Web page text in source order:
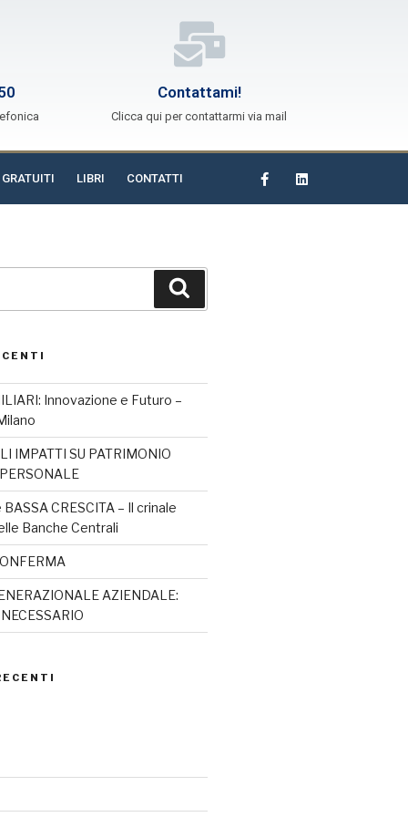
Contattami!
Clicca qui per contattarmi via mail
LIBRI CONTATTI
Innovazione e Futuro –
IMPATTI SU PATRIMONIO
CRESCITA – Il crinale
Banche Centrali
AZIENDALE: